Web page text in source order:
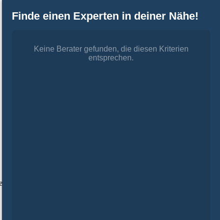
Finde einen Experten in deiner Nähe!
Keine Berater gefunden, die diesen Kriterien
entsprechen.